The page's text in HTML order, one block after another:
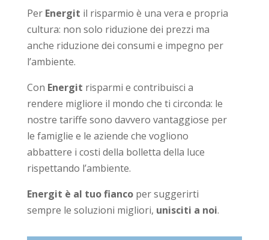
Per Energit il risparmio è una vera e propria
cultura: non solo riduzione dei prezzi ma
anche riduzione dei consumi e impegno per
l’ambiente.
Con Energit risparmi e contribuisci a
rendere migliore il mondo che ti circonda: le
nostre tariffe sono davvero vantaggiose per
le famiglie e le aziende che vogliono
abbattere i costi della bolletta della luce
rispettando l’ambiente.
Energit è al tuo fiancoper suggerirti
sempre le soluzioni migliori, unisciti a noi.